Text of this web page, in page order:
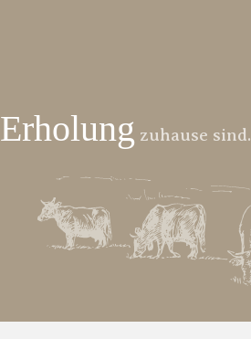
Erholung zuhause sind.